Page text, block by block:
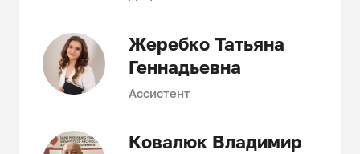
Жеребко Татьяна
Геннадьевна
Ассистент
Ковалюк Владимир